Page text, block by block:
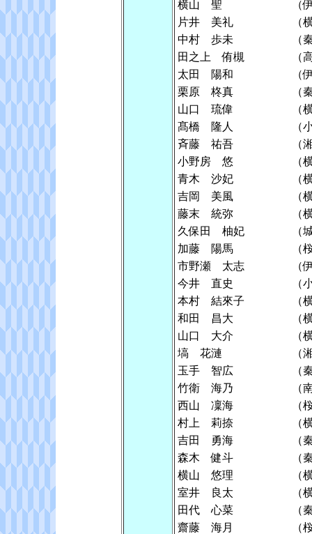
横山 聖
（
片井 美礼
（
中村 歩未
田之上 侑槻
太田 陽和
（
栗原 柊真
山口 琉偉
（
髙橋 隆人
（
斉藤 祐吾
（
小野房 悠
（
青木 沙妃
（
吉岡 美風
（
藤末 統弥
（
久保田 柚妃
（
加藤 陽馬
市野瀬 太志
（
今井 直史
（
本村 結來子
（
和田 昌大
（
山口 大介
（
塙 花漣
（
玉手 智広
（
竹衛 海乃
西山 凜海
村上 莉捺
（
吉田 勇海
森木 健斗
（
横山 悠理
（
室井 良太
（
田代 心菜
齋藤 海月